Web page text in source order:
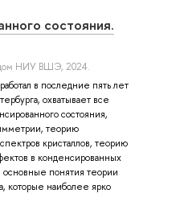
состояния.
НИУ ВШЭ, 2024.
в последние пять лет
охватывает все
состояния,
теорию
кристаллов, теорию
в конденсированных
основные понятия теории
которые наиболее ярко